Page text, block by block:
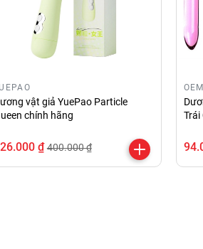
vật giả YuePao Particle
chính hãng
₫ 400.000 ₫
OEM
Trái